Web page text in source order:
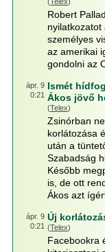
Robert
személyes
az amerikai
gondolni az
ápr. 9
0:21
Ismét
Ákos jövő
(Telex)
Zsinórban
korlátozása
után a
Szabadság
Később
is, de ott
Ákos azt
ápr. 9
0:21
Új
(Telex)
Facebookra